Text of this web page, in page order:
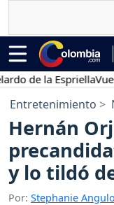
la EspriellaVuelta a
Entretenimiento
Hernán
y lo tildó
Por: Stephanie